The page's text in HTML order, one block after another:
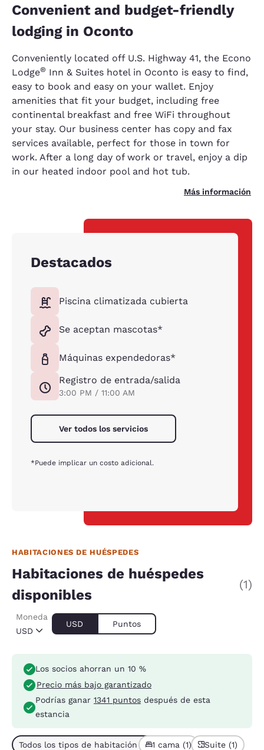
Convenient and budget-friendly
lodging in Oconto
Conveniently located off U.S. Highway 41, the Econo
Lodge® Inn & Suites hotel in Oconto is easy to find,
easy to book and easy on your wallet. Enjoy
amenities that fit your budget, including free
continental breakfast and free WiFi throughout
your stay. Our business center has copy and fax
services available, perfect for those in town for
work. After a long day of work or travel, enjoy a dip
in our heated indoor pool and hot tub.
Más información
Destacados
Piscina climatizada cubierta
Se aceptan mascotas*
Máquinas expendedoras*
Registro de entrada/salida
3:00 PM / 11:00 AM
Ver todos los servicios
*Puede implicar un costo adicional.
HABITACIONES DE HUÉSPEDES
Habitaciones de huéspedes
disponibles
(1)
USD
Moneda
USD Puntos
Los socios ahorran un 10 %
Precio más bajo garantizado
Podrías ganar 1341 puntos después de esta
estancia
Todos los tipos de habitación (1) 1 cama (1) Suite (1)